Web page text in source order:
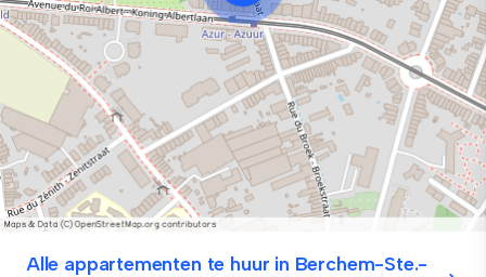
Alle appartementen te huur in Berchem-Ste.-